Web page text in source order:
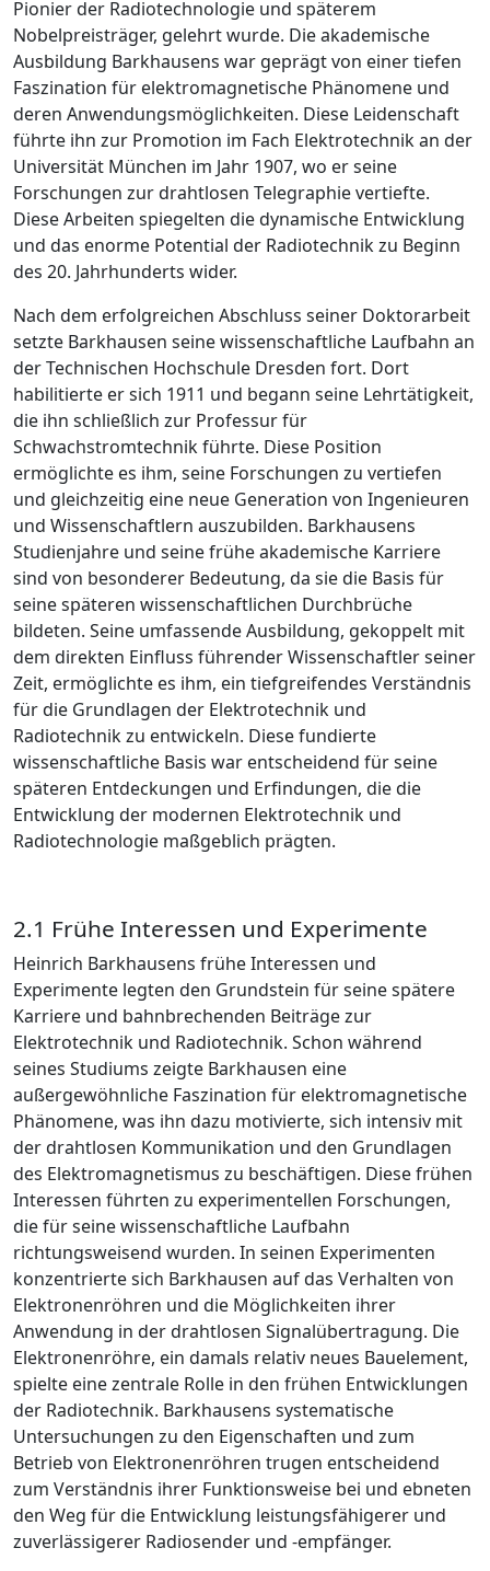
Pionier der Radiotechnologie und späterem
Nobelpreisträger, gelehrt wurde. Die akademische
Ausbildung Barkhausens war geprägt von einer tiefen
Faszination für elektromagnetische Phänomene und
deren Anwendungsmöglichkeiten. Diese Leidenschaft
führte ihn zur Promotion im Fach Elektrotechnik an der
Universität München im Jahr 1907, wo er seine
Forschungen zur drahtlosen Telegraphie vertiefte.
Diese Arbeiten spiegelten die dynamische Entwicklung
und das enorme Potential der Radiotechnik zu Beginn
des 20. Jahrhunderts wider.
Nach dem erfolgreichen Abschluss seiner Doktorarbeit
setzte Barkhausen seine wissenschaftliche Laufbahn an
der Technischen Hochschule Dresden fort. Dort
habilitierte er sich 1911 und begann seine Lehrtätigkeit,
die ihn schließlich zur Professur für
Schwachstromtechnik führte. Diese Position
ermöglichte es ihm, seine Forschungen zu vertiefen
und gleichzeitig eine neue Generation von Ingenieuren
und Wissenschaftlern auszubilden. Barkhausens
Studienjahre und seine frühe akademische Karriere
sind von besonderer Bedeutung, da sie die Basis für
seine späteren wissenschaftlichen Durchbrüche
bildeten. Seine umfassende Ausbildung, gekoppelt mit
dem direkten Einfluss führender Wissenschaftler seiner
Zeit, ermöglichte es ihm, ein tiefgreifendes Verständnis
für die Grundlagen der Elektrotechnik und
Radiotechnik zu entwickeln. Diese fundierte
wissenschaftliche Basis war entscheidend für seine
späteren Entdeckungen und Erfindungen, die die
Entwicklung der modernen Elektrotechnik und
Radiotechnologie maßgeblich prägten.
2.1 Frühe Interessen und Experimente
Heinrich Barkhausens frühe Interessen und
Experimente legten den Grundstein für seine spätere
Karriere und bahnbrechenden Beiträge zur
Elektrotechnik und Radiotechnik. Schon während
seines Studiums zeigte Barkhausen eine
außergewöhnliche Faszination für elektromagnetische
Phänomene, was ihn dazu motivierte, sich intensiv mit
der drahtlosen Kommunikation und den Grundlagen
des Elektromagnetismus zu beschäftigen. Diese frühen
Interessen führten zu experimentellen Forschungen,
die für seine wissenschaftliche Laufbahn
richtungsweisend wurden. In seinen Experimenten
konzentrierte sich Barkhausen auf das Verhalten von
Elektronenröhren und die Möglichkeiten ihrer
Anwendung in der drahtlosen Signalübertragung. Die
Elektronenröhre, ein damals relativ neues Bauelement,
spielte eine zentrale Rolle in den frühen Entwicklungen
der Radiotechnik. Barkhausens systematische
Untersuchungen zu den Eigenschaften und zum
Betrieb von Elektronenröhren trugen entscheidend
zum Verständnis ihrer Funktionsweise bei und ebneten
den Weg für die Entwicklung leistungsfähigerer und
zuverlässigerer Radiosender und -empfänger.